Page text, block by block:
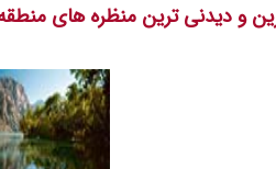
و دیدنی ترین منظره های